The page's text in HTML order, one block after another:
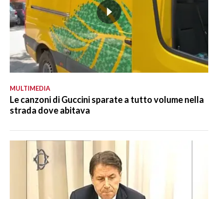
MULTIMEDIA
Le canzoni di Guccini sparate a tutto volume nella
strada dove abitava